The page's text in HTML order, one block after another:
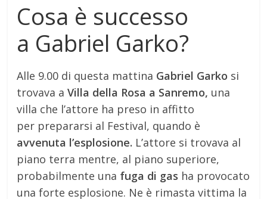
Cosa è successo
a Gabriel Garko?
Alle 9.00 di questa mattina Gabriel Garko si
trovava aVilla della Rosa a Sanremo, una
villa che l’attore ha preso in affitto
per prepararsi al Festival, quando è
avvenuta l’esplosione. L’attore si trovava al
piano terra mentre, al piano superiore,
probabilmente una fuga di gas ha provocato
una forte esplosione. Ne è rimasta vittima la